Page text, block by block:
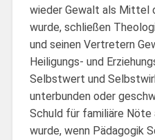
wieder Gewalt als Mittel
wurde, schließen
und seinen Vertretern
Heiligungs- und
Selbstwert und
unterbunden oder
Schuld für familiäre
wurde, wenn Pädagogik